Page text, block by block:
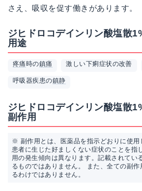
さえ、吸収を促す働きがあります。
ジヒドロコデインリン酸塩散
用途
疼痛 時の鎮痛 激しい下痢症状の改善
呼吸器疾患の鎮静
ジヒドロコデインリン酸塩散
副作用
※ 副作用とは、医薬品を指示どおりに使用
患者に生じた好ましくない症状のことを指
用の発生傾向は異なります。記載されてい
るものではありません。 また、全ての副
るわけではありません。